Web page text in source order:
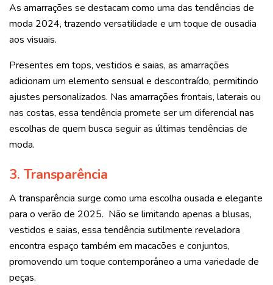
As amarrações se destacam como uma das tendências de
moda 2024, trazendo versatilidade e um toque de ousadia
aos visuais.
Presentes em tops, vestidos e saias, as amarrações
adicionam um elemento sensual e descontraído, permitindo
ajustes personalizados. Nas amarrações frontais, laterais ou
nas costas, essa tendência promete ser um diferencial nas
escolhas de quem busca seguir as últimas tendências de
moda.
3. Transparência
A transparência surge como uma escolha ousada e elegante
para o verão de 2025. Não se limitando apenas a blusas,
vestidos e saias, essa tendência sutilmente reveladora
encontra espaço também em macacões e conjuntos,
promovendo um toque contemporâneo a uma variedade de
peças.